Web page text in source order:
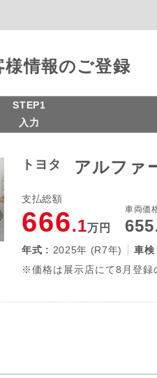
情報のご登録
STEP1
入力
トヨタ アルファ
支払総額
666.1万円
車両価
655
年式 : 2025年 (R7年) 車検
※価格は展示店にて8月登